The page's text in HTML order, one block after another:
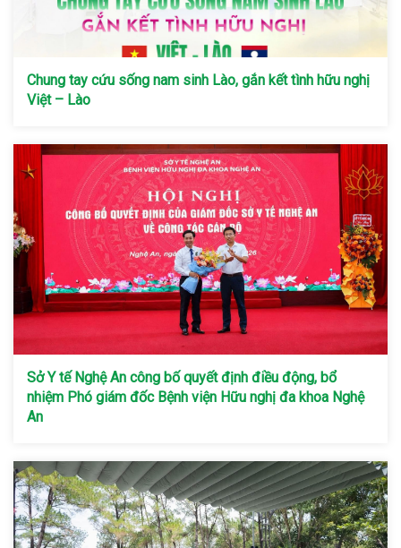
Chung tay cứu sống nam sinh Lào, gắn kết tình hữu nghị
Việt – Lào
Sở Y tế Nghệ An công bố quyết định điều động, bổ
nhiệm Phó giám đốc Bệnh viện Hữu nghị đa khoa Nghệ
An